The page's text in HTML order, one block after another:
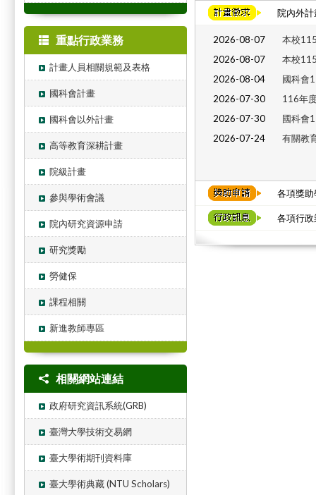
重點行政業務
計畫人員相關規範及表格
國科會計畫
國科會以外計畫
高等教育深耕計畫
院級計畫
參與學術會議
院內研究資源申請
研究獎勵
勞健保
課程相關
新進教師專區
相關網站連結
政府研究資訊系統(GRB)
臺灣大學技術交易網
臺大學術期刊資料庫
臺大學術典藏 (NTU Scholars)
院內外計
2026-08-07
本校
2026-08-07
本校
2026-08-04
國科會
2026-07-30
116年
2026-07-30
國科會
2026-07-24
有關教
各項獎助
各項行政